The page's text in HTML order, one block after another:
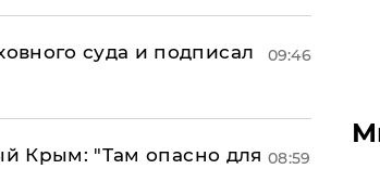
суда и подписал
09:46
Крым: "Там опасно для 08:59